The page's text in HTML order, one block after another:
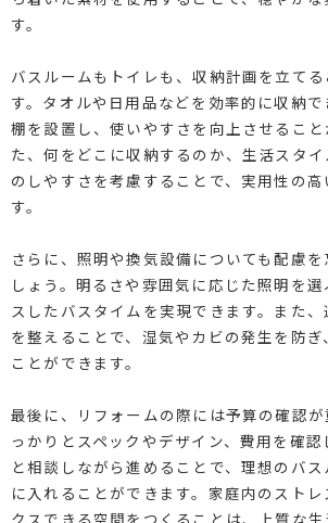
す。
バスルームもトイレも、収納計画を立て
す。タオルや日用品などを効率的に収納
棚を設置し、使いやすさを向上させるこ
た、何をどこに収納するのか、生活スタ
のしやすさを考慮することで、実用性の高
す。
さらに、照明や換気設備についても配慮
しょう。明るさや雰囲気に応じた照明を
スしたバスタイムを実現できます。また
を整えることで、湿気やカビの発生を防
ことができます。
最後に、リフォームの際には予算の確認
っかりとスペックやデザイン、費用を確
と相談しながら進めることで、理想のバ
に入れることができます。家庭内のスト
クスできる空間をつくることは、上質な